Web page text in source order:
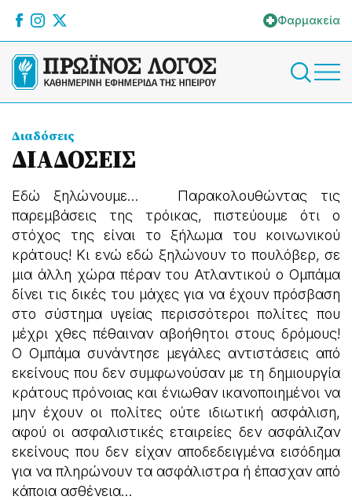
Φαρμακεία
Διαδόσεις
ΔΙΑΔΟΣΕΙΣ
Εδώ ξηλώνουμε… Παρακολουθώντας τις
παρεμβάσεις της τρόικας, πιστεύουμε ότι ο
στόχος της είναι το ξήλωμα του κοινωνικού
κράτους! Κι ενώ εδώ ξηλώνουν το πουλόβερ, σε
μια άλλη χώρα πέραν του Ατλαντικού ο Ομπάμα
δίνει τις δικές του μάχες για να έχουν πρόσβαση
στο σύστημα υγείας περισσότεροι πολίτες που
μέχρι χθες πέθαιναν αβοήθητοι στους δρόμους!
Ο Ομπάμα συνάντησε μεγάλες αντιστάσεις από
εκείνους που δεν συμφωνούσαν με τη δημιουργία
κράτους πρόνοιας και ένιωθαν ικανοποιημένοι να
μην έχουν οι πολίτες ούτε ιδιωτική ασφάλιση,
αφού οι ασφαλιστικές εταιρείες δεν ασφάλιζαν
εκείνους που δεν είχαν αποδεδειγμένα εισόδημα
για να πληρώνουν τα ασφάλιστρα ή έπασχαν από
κάποια ασθένεια…